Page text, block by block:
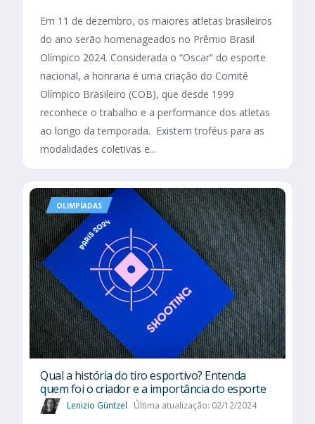
Em 11 de dezembro, os maiores atletas brasileiros
do ano serão homenageados no Prêmio Brasil
Olímpico 2024. Considerada o “Oscar” do esporte
nacional, a honraria é uma criação do Comitê
Olímpico Brasileiro (COB), que desde 1999
reconhece o trabalho e a performance dos atletas
ao longo da temporada. Existem troféus para as
modalidades coletivas e...
OLIMPÍADAS
Qual a história do tiro esportivo? Entenda
quem foi o criador e a importância do esporte
Lenizio Güntzel Última atualização: 02/12/2024